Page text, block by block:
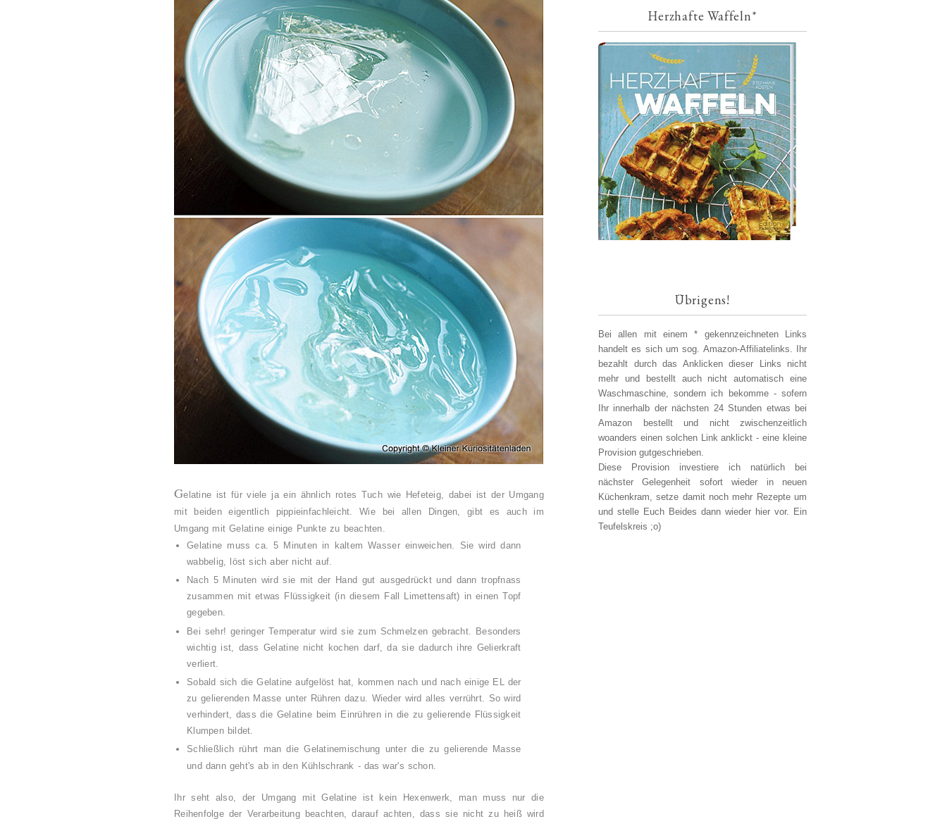
Gelatine ist für viele ja ein ähnlich rotes Tuch wie Hefeteig, dabei ist der Umgang
mit beiden eigentlich pippieinfachleicht. Wie bei allen Dingen, gibt es auch im
Umgang mit Gelatine einige Punkte zu beachten.
Gelatine muss ca. 5 Minuten in kaltem Wasser einweichen. Sie wird dann
wabbelig, löst sich aber nicht auf.
Nach 5 Minuten wird sie mit der Hand gut ausgedrückt und dann tropfnass
zusammen mit etwas Flüssigkeit (in diesem Fall Limettensaft) in einen Topf
gegeben.
Bei sehr! geringer Temperatur wird sie zum Schmelzen gebracht. Besonders
wichtig ist, dass Gelatine nicht kochen darf, da sie dadurch ihre Gelierkraft
verliert.
Sobald sich die Gelatine aufgelöst hat, kommen nach und nach einige EL der
zu gelierenden Masse unter Rühren dazu. Wieder wird alles verrührt. So wird
verhindert, dass die Gelatine beim Einrühren in die zu gelierende Flüssigkeit
Klumpen bildet.
Schließlich rührt man die Gelatinemischung unter die zu gelierende Masse
und dann geht's ab in den Kühlschrank - das war's schon.
Ihr seht also, der Umgang mit Gelatine ist kein Hexenwerk, man muss nur die
Reihenfolge der Verarbeitung beachten, darauf achten, dass sie nicht zu heiß wird
Herzhafte Waffeln*
Übrigens!
Bei allen mit einem * gekennzeichneten Links
handelt es sich um sog. Amazon-Affiliatelinks. Ihr
bezahlt durch das Anklicken dieser Links nicht
mehr und bestellt auch nicht automatisch eine
Waschmaschine, sondern ich bekomme - sofern
Ihr innerhalb der nächsten 24 Stunden etwas bei
Amazon bestellt und nicht zwischenzeitlich
woanders einen solchen Link anklickt - eine kleine
Provision gutgeschrieben.
Diese Provision investiere ich natürlich bei
nächster Gelegenheit sofort wieder in neuen
Küchenkram, setze damit noch mehr Rezepte um
und stelle Euch Beides dann wieder hier vor. Ein
Teufelskreis ;o)